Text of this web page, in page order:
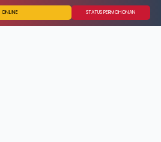
ONLINE STATUS PERMOHONAN